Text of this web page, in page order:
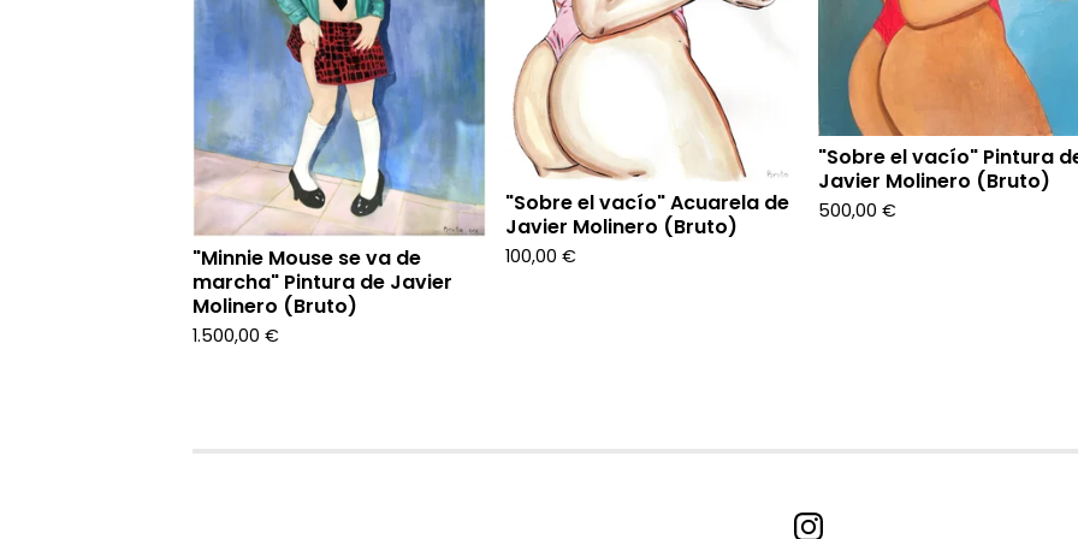
"Minnie Mouse se va de
marcha" Pintura de Javier
Molinero (Bruto)
1.500,00 €
"Sobre el vacío" Acuarela de
Javier Molinero (Bruto)
100,00 €
"Sobre el vacío" Pintura
Javier Molinero (Bruto)
500,00 €